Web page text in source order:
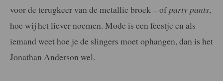
voor de terugkeer van de metallic broek – ofparty pants,
hoe wij het liever noemen. Mode is een feestje en als
iemand weet hoe je de slingers moet ophangen, dan is het
Jonathan Anderson wel.